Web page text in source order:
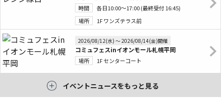
時間
各日10:00～17:00 (最終受付 16:45)
場所
1F ワンズテラス前
2026/08/12(水) 〜 2026/08/14(金)開催
コミュフェスinイオンモール札幌平岡
場所 1F センターコート
イベントニュースをもっと見る